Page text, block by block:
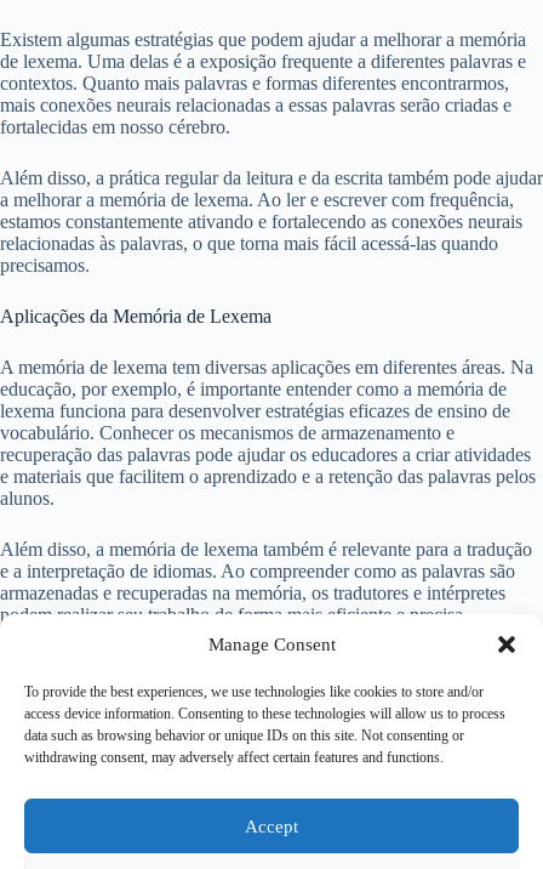
Manage Consent
To provide the best experiences, we use technologies like cookies to store and/or
access device information. Consenting to these technologies will allow us to process
data such as browsing behavior or unique IDs on this site. Not consenting or
withdrawing consent, may adversely affect certain features and functions.
Accept
Existem algumas estratégias que podem ajudar a melhorar a memória
de lexema. Uma delas é a exposição frequente a diferentes palavras e
contextos. Quanto mais palavras e formas diferentes encontrarmos,
mais conexões neurais relacionadas a essas palavras serão criadas e
fortalecidas em nosso cérebro.
Além disso, a prática regular da leitura e da escrita também pode ajudar
a melhorar a memória de lexema. Ao ler e escrever com frequência,
estamos constantemente ativando e fortalecendo as conexões neurais
relacionadas às palavras, o que torna mais fácil acessá-las quando
precisamos.
Aplicações da Memória de Lexema
A memória de lexema tem diversas aplicações em diferentes áreas. Na
educação, por exemplo, é importante entender como a memória de
lexema funciona para desenvolver estratégias eficazes de ensino de
vocabulário. Conhecer os mecanismos de armazenamento e
recuperação das palavras pode ajudar os educadores a criar atividades
e materiais que facilitem o aprendizado e a retenção das palavras pelos
alunos.
Além disso, a memória de lexema também é relevante para a tradução
e a interpretação de idiomas. Ao compreender como as palavras são
armazenadas e recuperadas na memória, os tradutores e intérpretes
podem realizar seu trabalho de forma mais eficiente e precisa,
garantindo uma comunicação eficaz entre diferentes idiomas.
Conclusão
A memória de lexema é um aspecto fundamental da nossa capacidade
de compreender e produzir palavras. Ela nos permite reconhecer e
frases coerentes ao falar ou escrever. Compreender como a memória de
lexema funciona pode nos ajudar a melhorar nosso vocabulário e
aprimorar nossas habilidades linguísticas em diferentes contextos.